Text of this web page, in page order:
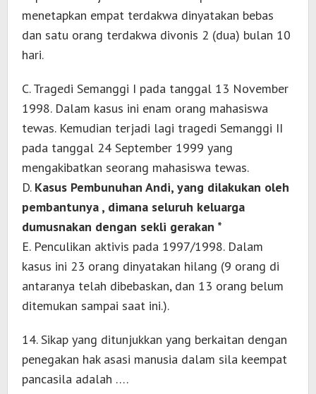
menetapkan empat terdakwa dinyatakan bebas
dan satu orang terdakwa divonis 2 (dua) bulan 10
hari.
C. Tragedi Semanggi I pada tanggal 13 November
1998. Dalam kasus ini enam orang mahasiswa
tewas. Kemudian terjadi lagi tragedi Semanggi II
pada tanggal 24 September 1999 yang
mengakibatkan seorang mahasiswa tewas.
D. Kasus Pembunuhan Andi, yang dilakukan oleh
pembantunya , dimana seluruh keluarga
dumusnakan dengan sekli gerakan *
E. Penculikan aktivis pada 1997/1998. Dalam
kasus ini 23 orang dinyatakan hilang (9 orang di
antaranya telah dibebaskan, dan 13 orang belum
ditemukan sampai saat ini.).
14. Sikap yang ditunjukkan yang berkaitan dengan
penegakan hak asasi manusia dalam sila keempat
pancasila adalah ….